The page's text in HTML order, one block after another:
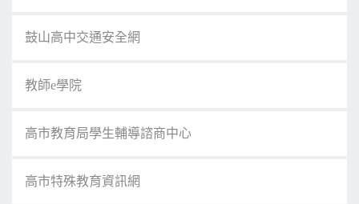
鼓山高中交通安全網
教師e學院
高市教育局學生輔導諮商中心
高市特殊教育資訊網